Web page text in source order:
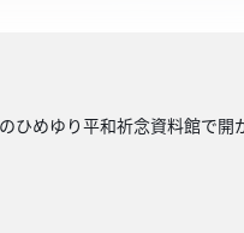
ひめゆり平和祈念資料館で開